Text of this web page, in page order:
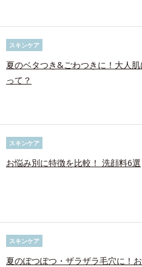
スキンケア
夏のベタつき&ごわつきに！大人
って？
スキンケア
お悩み別に特徴を比較！ 洗顔料6選
スキンケア
夏のぽつぽつ・ザラザラ毛穴に！